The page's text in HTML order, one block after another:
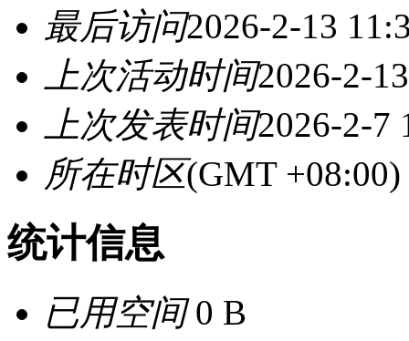
最后访问2026-2-13
上次活动时间2026-2-
上次发表时间2026-2-7
所在时区(GMT
统计信息
已用空间0 B